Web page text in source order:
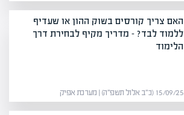
האם צריך קורסים בשוק ההון או שעדיף
ללמוד לבד? – מדריך מקיף לבחירת דרך
הלימוד
15/09/25 (כ״ב אלול תשפ״ה) | מערכת אפיק